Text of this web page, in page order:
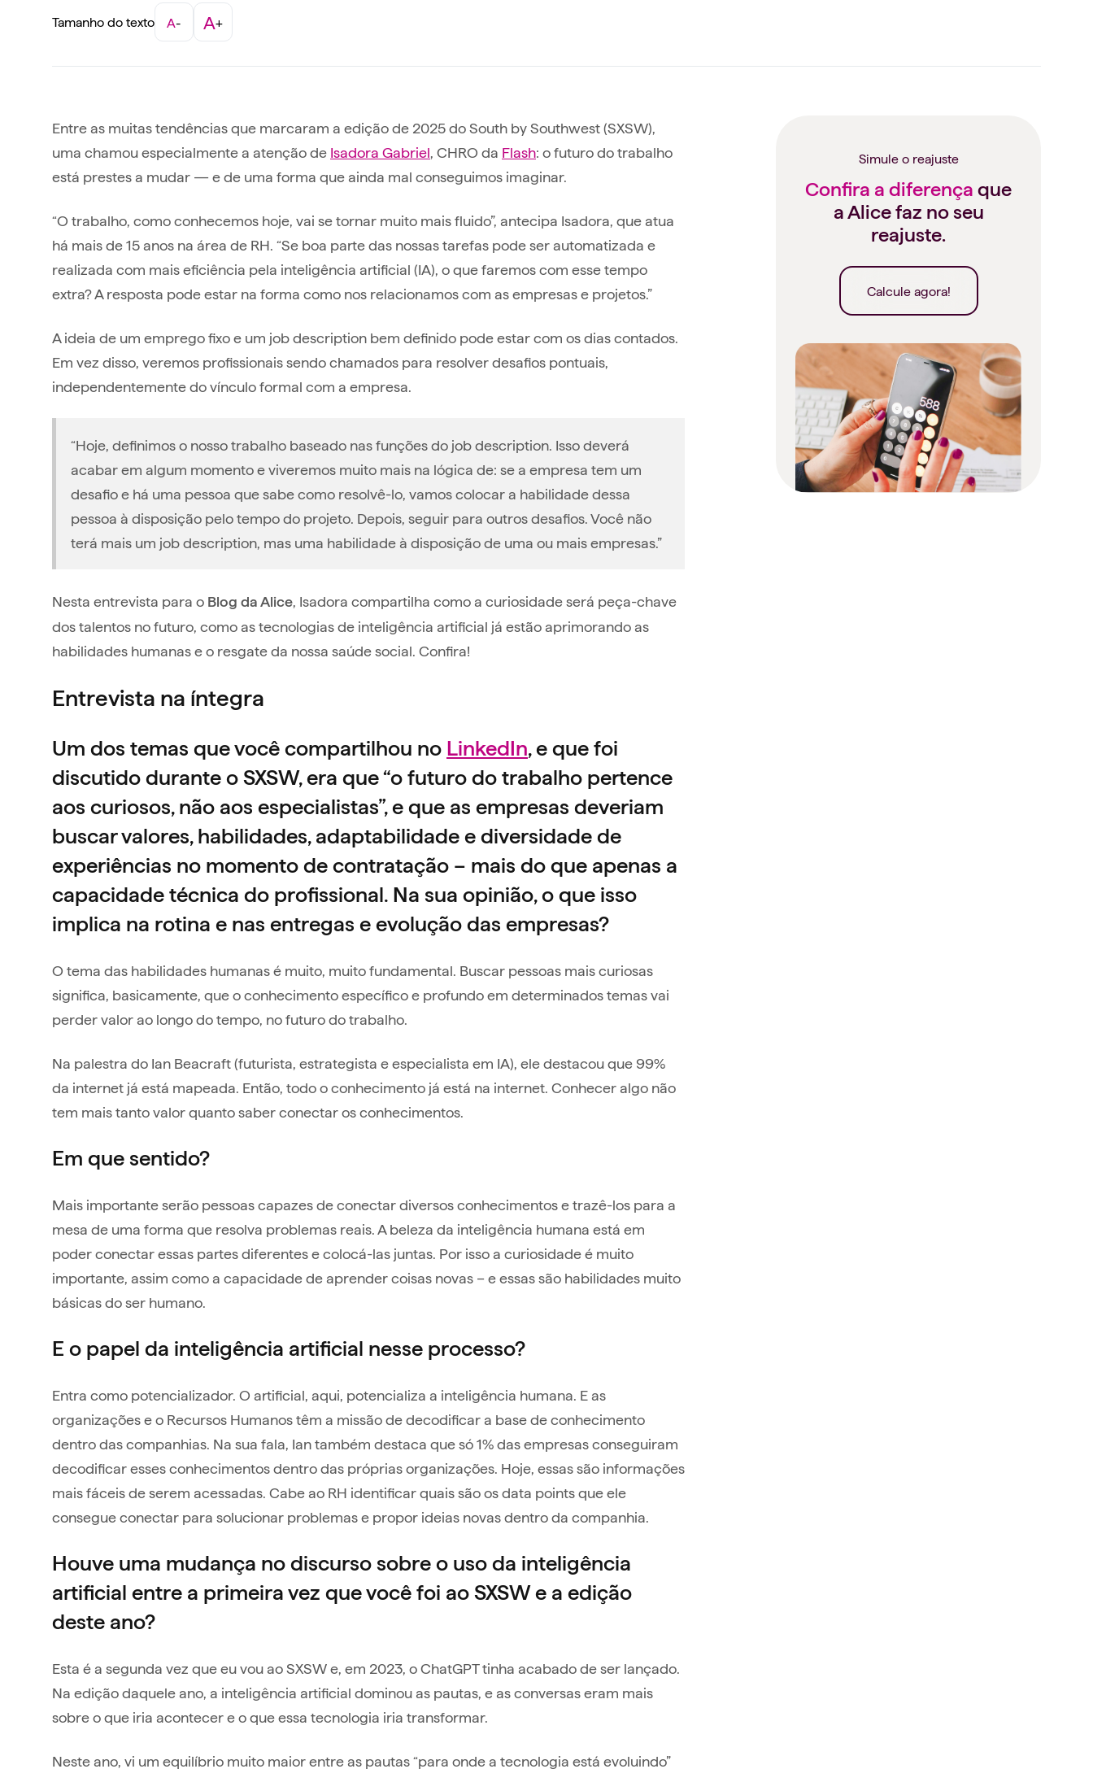
Tamanho do texto A- A+
Entre as muitas tendências que marcaram a edição de 2025 do South by Southwest (SXSW),
uma chamou especialmente a atenção de Isadora Gabriel, CHRO da Flash: o futuro do trabalho
está prestes a mudar — e de uma forma que ainda mal conseguimos imaginar.
“O trabalho, como conhecemos hoje, vai se tornar muito mais fluido”, antecipa Isadora, que atua
há mais de 15 anos na área de RH. “Se boa parte das nossas tarefas pode ser automatizada e
realizada com mais eficiência pela inteligência artificial (IA), o que faremos com esse tempo
extra? A resposta pode estar na forma como nos relacionamos com as empresas e projetos.”
A ideia de um emprego fixo e um job description bem definido pode estar com os dias contados.
Em vez disso, veremos profissionais sendo chamados para resolver desafios pontuais,
independentemente do vínculo formal com a empresa.
“Hoje, definimos o nosso trabalho baseado nas funções do job description. Isso deverá
acabar em algum momento e viveremos muito mais na lógica de: se a empresa tem um
desafio e há uma pessoa que sabe como resolvê-lo, vamos colocar a habilidade dessa
pessoa à disposição pelo tempo do projeto. Depois, seguir para outros desafios. Você não
terá mais um job description, mas uma habilidade à disposição de uma ou mais empresas.”
Nesta entrevista para o Blog da Alice, Isadora compartilha como a curiosidade será peça-chave
dos talentos no futuro, como as tecnologias de inteligência artificial já estão aprimorando as
habilidades humanas e o resgate da nossa saúde social. Confira!
Entrevista na íntegra
Um dos temas que você compartilhou no LinkedIn, e que foi
discutido durante o SXSW, era que “o futuro do trabalho pertence
aos curiosos, não aos especialistas”, e que as empresas deveriam
buscar valores, habilidades, adaptabilidade e diversidade de
experiências no momento de contratação – mais do que apenas a
capacidade técnica do profissional. Na sua opinião, o que isso
implica na rotina e nas entregas e evolução das empresas?
O tema das habilidades humanas é muito, muito fundamental. Buscar pessoas mais curiosas
significa, basicamente, que o conhecimento específico e profundo em determinados temas vai
perder valor ao longo do tempo, no futuro do trabalho.
Na palestra do Ian Beacraft (futurista, estrategista e especialista em IA), ele destacou que 99%
da internet já está mapeada. Então, todo o conhecimento já está na internet. Conhecer algo não
tem mais tanto valor quanto saber conectar os conhecimentos.
Em que sentido?
Mais importante serão pessoas capazes de conectar diversos conhecimentos e trazê-los para a
mesa de uma forma que resolva problemas reais. A beleza da inteligência humana está em
poder conectar essas partes diferentes e colocá-las juntas. Por isso a curiosidade é muito
importante, assim como a capacidade de aprender coisas novas – e essas são habilidades muito
básicas do ser humano.
E o papel da inteligência artificial nesse processo?
Entra como potencializador. O artificial, aqui, potencializa a inteligência humana. E as
organizações e o Recursos Humanos têm a missão de decodificar a base de conhecimento
dentro das companhias. Na sua fala, Ian também destaca que só 1% das empresas conseguiram
decodificar esses conhecimentos dentro das próprias organizações. Hoje, essas são informações
mais fáceis de serem acessadas. Cabe ao RH identificar quais são os data points que ele
consegue conectar para solucionar problemas e propor ideias novas dentro da companhia.
Houve uma mudança no discurso sobre o uso da inteligência
artificial entre a primeira vez que você foi ao SXSW e a edição
deste ano?
Esta é a segunda vez que eu vou ao SXSW e, em 2023, o ChatGPT tinha acabado de ser lançado.
Na edição daquele ano, a inteligência artificial dominou as pautas, e as conversas eram mais
sobre o que iria acontecer e o que essa tecnologia iria transformar.
Neste ano, vi um equilíbrio muito maior entre as pautas “para onde a tecnologia está evoluindo”
Simule o reajuste
Confira a diferença que
a Alice faz no seu
reajuste.
Calcule agora!